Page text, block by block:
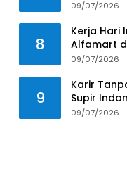
09/07/2026
8
Kerja Hari
Alfamart
Sumatera
09/07/2026
9
Karir
Supir
Tahun
09/07/2026